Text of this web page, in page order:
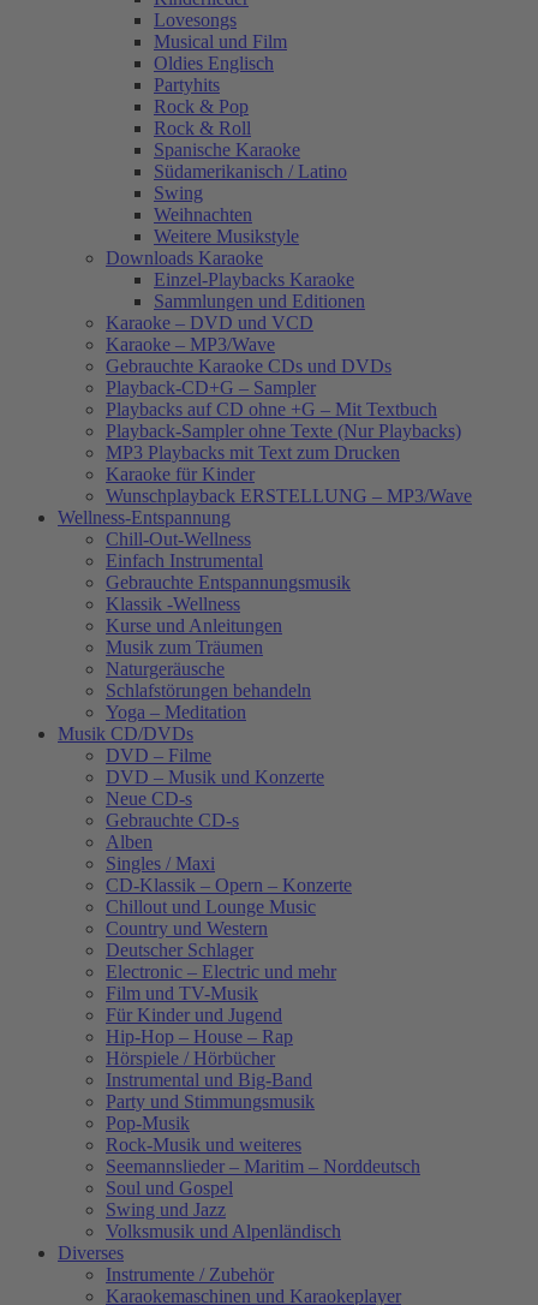
Lovesongs
Musical und Film
Oldies Englisch
Partyhits
Rock & Pop
Rock & Roll
Spanische Karaoke
Südamerikanisch / Latino
Swing
Weihnachten
Weitere Musikstyle
Downloads Karaoke
Einzel-Playbacks Karaoke
Sammlungen und Editionen
Karaoke – DVD und VCD
Karaoke – MP3/Wave
Gebrauchte Karaoke CDs und DVDs
Playback-CD+G – Sampler
Playbacks auf CD ohne +G – Mit Textbuch
Playback-Sampler ohne Texte (Nur Playbacks)
MP3 Playbacks mit Text zum Drucken
Karaoke für Kinder
Wunschplayback ERSTELLUNG – MP3/Wave
Wellness-Entspannung
Chill-Out-Wellness
Einfach Instrumental
Gebrauchte Entspannungsmusik
Klassik -Wellness
Kurse und Anleitungen
Musik zum Träumen
Naturgeräusche
Schlafstörungen behandeln
Yoga – Meditation
Musik CD/DVDs
DVD – Filme
DVD – Musik und Konzerte
Neue CD-s
Gebrauchte CD-s
Alben
Singles / Maxi
CD-Klassik – Opern – Konzerte
Chillout und Lounge Music
Country und Western
Deutscher Schlager
Electronic – Electric und mehr
Film und TV-Musik
Für Kinder und Jugend
Hip-Hop – House – Rap
Hörspiele / Hörbücher
Instrumental und Big-Band
Party und Stimmungsmusik
Pop-Musik
Rock-Musik und weiteres
Seemannslieder – Maritim – Norddeutsch
Soul und Gospel
Swing und Jazz
Volksmusik und Alpenländisch
Diverses
Instrumente / Zubehör
Karaokemaschinen und Karaokeplayer